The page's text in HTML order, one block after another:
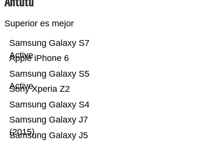
Superior es mejor
Samsung Galaxy J5
Samsung Galaxy J7
(2015)
Samsung Galaxy S4
Sony Xperia Z2
Samsung Galaxy S5
Active
Apple iPhone 6
Samsung Galaxy S7
Active